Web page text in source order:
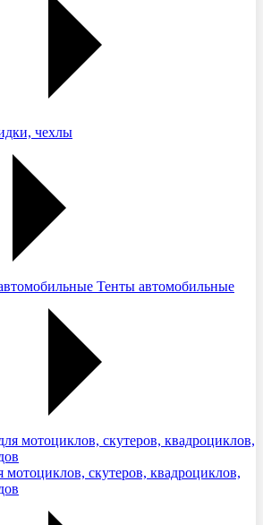
чехлы
Тенты автомобильные
мотоциклов, скутеров, квадроциклов,